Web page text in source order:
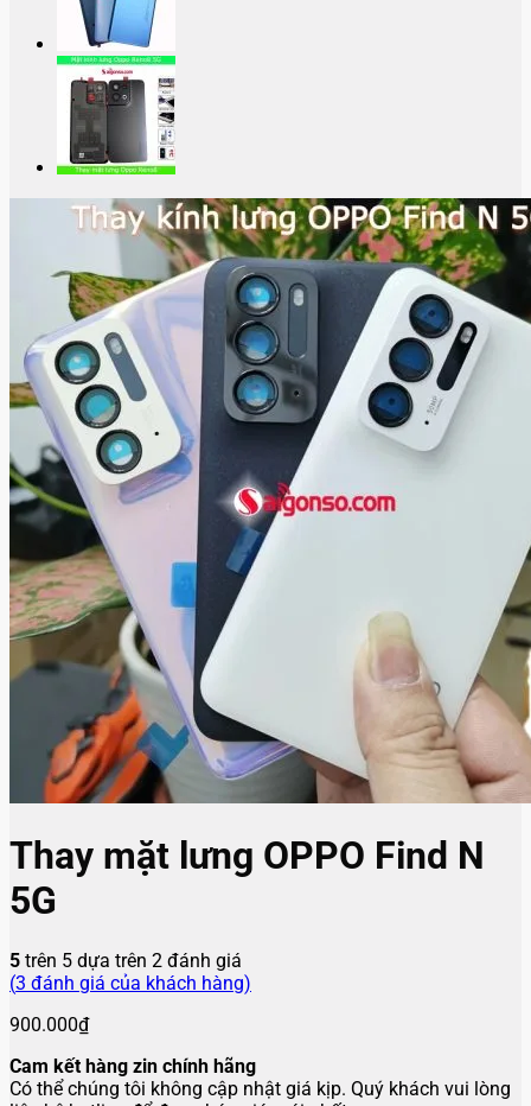
Thay mặt lưng OPPO Find N
5G
5 trên 5 dựa trên 2 đánh giá
(3 đánh giá của khách hàng)
900.000₫
Cam kết hàng zin chính hãng
Có thể chúng tôi không cập nhật giá kịp. Quý khách vui lòng